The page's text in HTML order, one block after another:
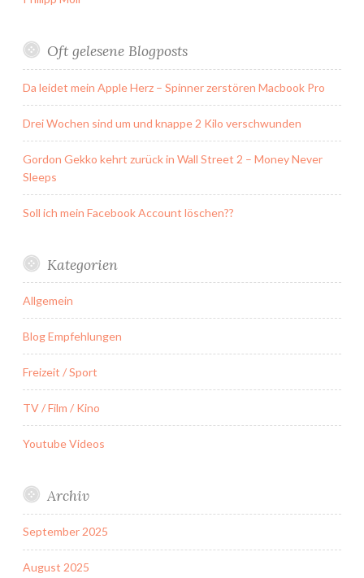
Oft gelesene Blogposts
Da leidet mein Apple Herz – Spinner zerstören Macbook Pro
Drei Wochen sind um und knappe 2 Kilo verschwunden
Gordon Gekko kehrt zurück in Wall Street 2 – Money Never
Sleeps
Soll ich mein Facebook Account löschen??
Kategorien
Allgemein
Blog Empfehlungen
Freizeit / Sport
TV / Film / Kino
Youtube Videos
Archiv
September 2025
August 2025